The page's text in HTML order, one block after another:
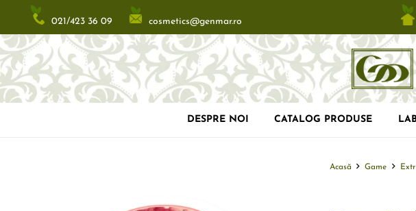
021/423 36 09 cosmetics@genmar.ro
DESPRE NOI CATALOG PRODUSE
Acasă Game